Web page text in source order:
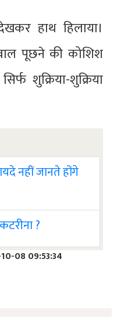
हाथ हिलाया।
पूछने की कोशिश
शुक्रिया-शुक्रिया
नहीं जानते होंगे
?
08 09:53:34